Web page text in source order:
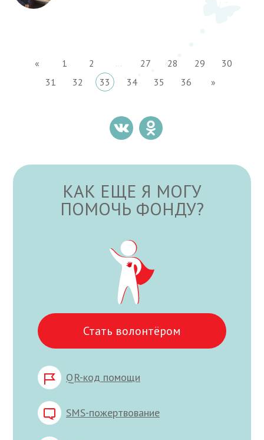
« 1 2 ... 27 28 29
30
31
32 33 34 35 36 »
КАК ЕЩЕ Я МОГУ
ПОМОЧЬ ФОНДУ?
Стать волонтёром
QR-код помощи
SMS-пожертвование